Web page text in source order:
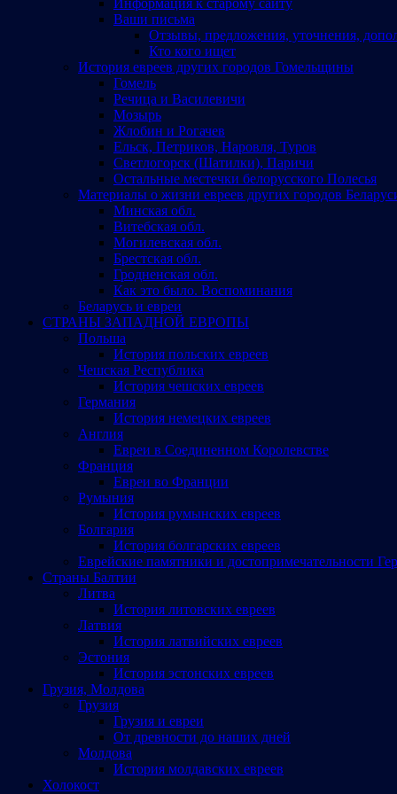
Ваши письма
Отзывы, предложения, уточнения,
Кто кого ищет
История евреев других городов Гомельщины
Гомель
Речица и Василевичи
Мозырь
Жлобин и Рогачев
Ельск, Петриков, Наровля, Туров
Светлогорск (Шатилки), Паричи
Остальные местечки белорусского Полесья
Материалы о жизни евреев других городов
Минская обл.
Витебская обл.
Могилевская обл.
Брестская обл.
Гродненская обл.
Как это было. Воспоминания
Беларусь и евреи
СТРАНЫ ЗАПАДНОЙ ЕВРОПЫ
Польша
История польских евреев
Чешская Республика
История чешских евреев
Германия
История немецких евреев
Англия
Евреи в Соединенном Королевстве
Франция
Евреи во Франции
Румыния
История румынских евреев
Болгария
История болгарских евреев
Еврейские памятники и достопримечательности
Страны Балтии
Литва
История литовских евреев
Латвия
История латвийских евреев
Эстония
История эстонских евреев
Грузия, Молдова
Грузия
Грузия и евреи
От древности до наших дней
Молдова
История молдавских евреев
Холокост